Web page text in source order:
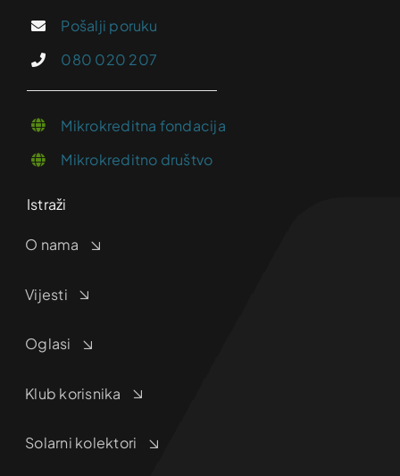
Pošalji poruku
080 020 207
Mikrokreditna fondacija
Mikrokreditno društvo
Istraži
O nama
Vijesti
Oglasi
Klub korisnika
Solarni kolektori